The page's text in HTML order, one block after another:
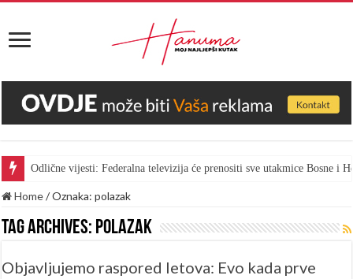
Odlične vijesti: Federalna televizija će prenositi sve utakmice Bosne i
Home/Oznaka:polazak
Tag Archives: polazak
Objavljujemo raspored letova: Evo kada prve